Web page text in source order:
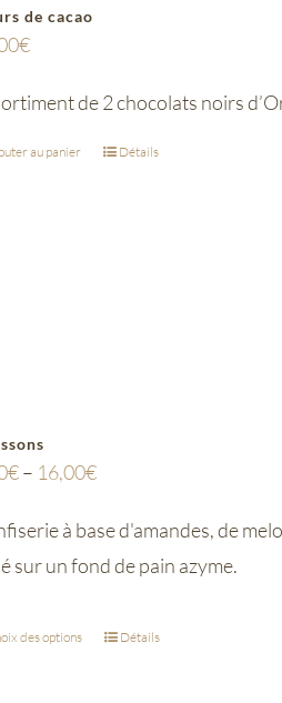
de cacao
€
de 2 chocolats noirs
au panier Détails
€– 16,00€
à base d'amandes, de
sur un fond de pain azyme.
des options Détails